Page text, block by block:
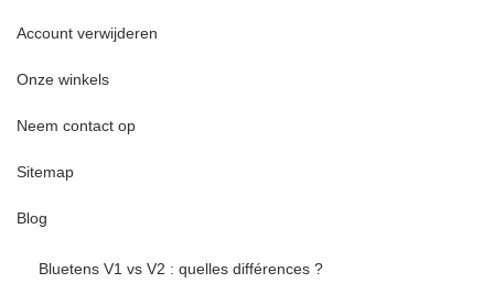
Account verwijderen
Onze winkels
Neem contact op
Sitemap
Blog
Bluetens V1 vs V2 : quelles différences ?